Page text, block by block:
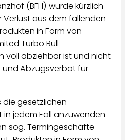
(BFH) wurde kürzlich
aus dem fallenden
in Form von
Turbo Bull-
voll abziehbar ist und nicht
Abzugsverbot für
die gesetzlichen
jedem Fall anzuwenden
sog. Termingeschäfte